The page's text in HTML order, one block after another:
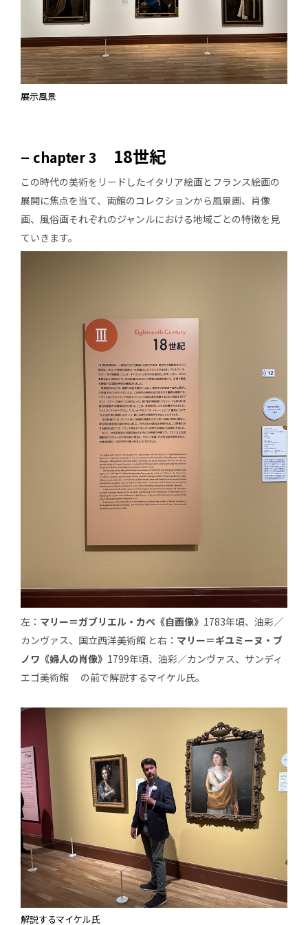
展示風景
– chapter 3 18世紀
この時代の美術をリードしたイタリア絵画とフランス絵画の
展開に焦点を当て、両館のコレクションから風景画、肖像
画、風俗画それぞれのジャンルにおける地域ごとの特徴を見
ていきます。
左： マリー＝ガブリエル・カペ《自画像》 1783年頃、油彩／
カンヴァス、国立西洋美術館 と右： マリー＝ギユミーヌ・ブ
ノワ《婦人の肖像》 1799年頃、油彩／カンヴァス、サンディ
エゴ美術館 の前で解説するマイケル氏。
解説するマイケル氏